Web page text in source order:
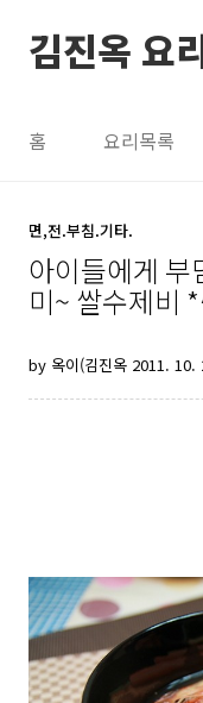
김진옥 요
홈 요리목록
면,전.부침.기타.
아이들에게 부
미~ 쌀수제비
by 옥이(김진옥 2011. 10.